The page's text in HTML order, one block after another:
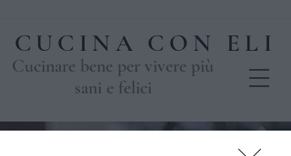
CUCINA CON ELI
Cucinare bene per vivere più
sani e felici